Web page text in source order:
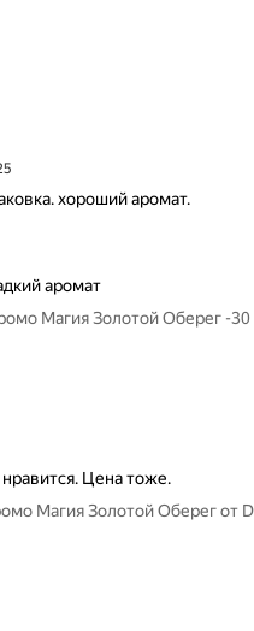
хороший аромат.
аромат
Магия Золотой Оберег -
Цена тоже.
Магия Золотой Оберег от